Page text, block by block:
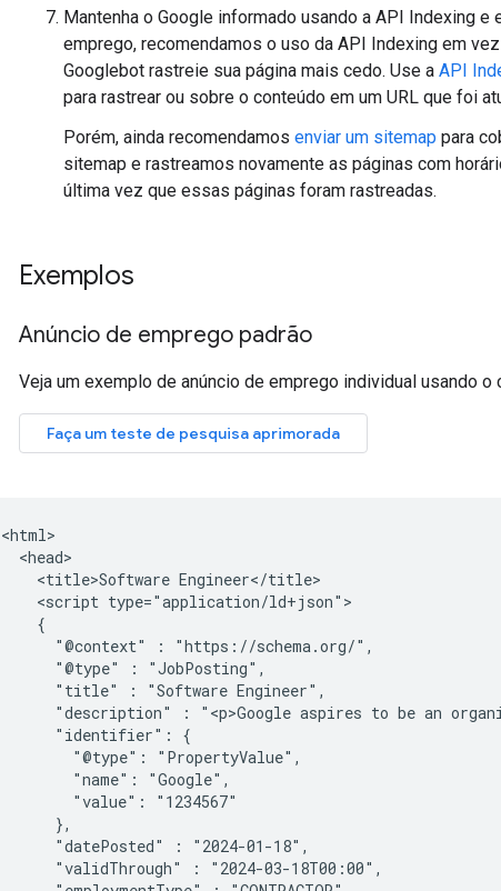
Mantenha o Google informado usando a API Indexing
emprego, recomendamos o uso da API Indexing em
Googlebot rastreie sua página mais cedo. Use a API
para rastrear ou sobre o conteúdo em um URL que foi
Porém, ainda recomendamos enviar um sitemap para
sitemap e rastreamos novamente as páginas com
última vez que essas páginas foram rastreadas.
Exemplos
Anúncio de emprego padrão
Veja um exemplo de anúncio de emprego individual usando o
<html>
  <head>
    <title>Software Engineer</title>
    <script type="application/ld+json">
    {
      "@context" : "https://schema.org/",
      "@type" : "JobPosting",
      "title" : "Software Engineer",
"description" : "<p>Google aspires to be an
      "identifier": {
        "@type": "PropertyValue",
        "name": "Google",
        "value": "1234567"
      },
      "datePosted" : "2024-01-18",
      "validThrough" : "2024-03-18T00:00",